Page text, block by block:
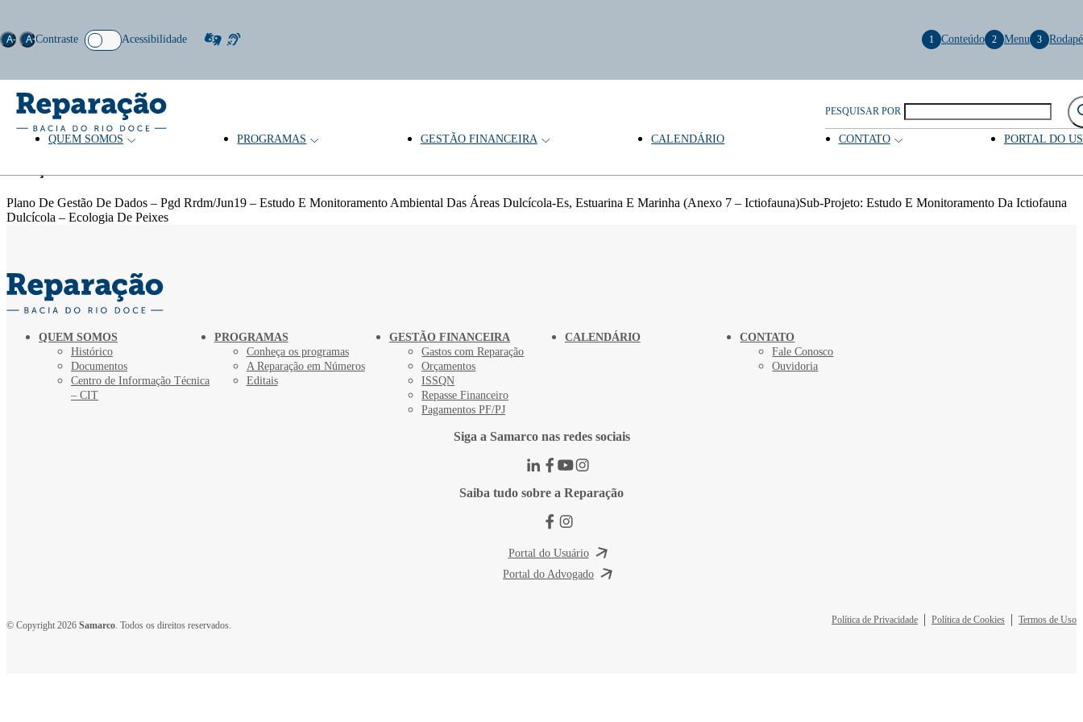
PESQUISAR POR
QUEM SOMOS PROGRAMAS GESTÃO FINANCEIRA CALENDÁRIO CONTATO PORTAL DO
Acessibilidade
A- A+Contraste 1 Conteúdo 2 Menu 3 Rodapé
Plano De Gestão De Dados – Pgd Rrdm/Jun19 – Estudo E Monitoramento Ambiental Das Áreas Dulcícola-Es, Estuarina E Marinha (Anexo 7 – Ictiofauna)Sub-Projeto: Estudo E Monitoramento Da Ictiofauna
Dulcícola – Ecologia De Peixes
QUEM SOMOS
Histórico
Documentos
Centro de Informação Técnica
– CIT
PROGRAMAS
Conheça os programas
A Reparação em Números
Editais
GESTÃO FINANCEIRA
Gastos com Reparação
Orçamentos
ISSQN
Repasse Financeiro
Pagamentos PF/PJ
CALENDÁRIO
CONTATO
Fale Conosco
Ouvidoria
Siga a Samarco nas redes sociais
Saiba tudo sobre a Reparação
Portal do Usuário
Portal do Advogado
© Copyright 2026 Samarco . Todos os direitos reservados. Política de Privacidade Política de Cookies Termos de Uso